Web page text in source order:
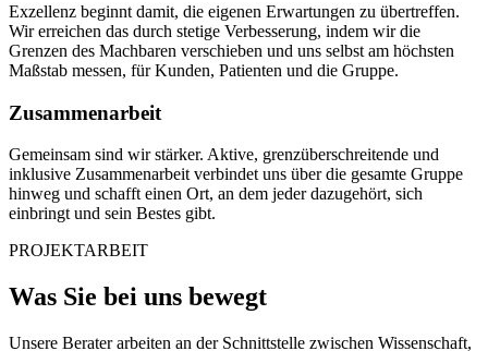
Exzellenz beginnt damit, die eigenen Erwartungen zu übertreffen.
Wir erreichen das durch stetige Verbesserung, indem wir die
Grenzen des Machbaren verschieben und uns selbst am höchsten
Maßstab messen, für Kunden, Patienten und die Gruppe.
Zusammenarbeit
Gemeinsam sind wir stärker. Aktive, grenzüberschreitende und
inklusive Zusammenarbeit verbindet uns über die gesamte Gruppe
hinweg und schafft einen Ort, an dem jeder dazugehört, sich
einbringt und sein Bestes gibt.
PROJEKTARBEIT
Was Sie bei uns bewegt
Unsere Berater arbeiten an der Schnittstelle zwischen Wissenschaft,